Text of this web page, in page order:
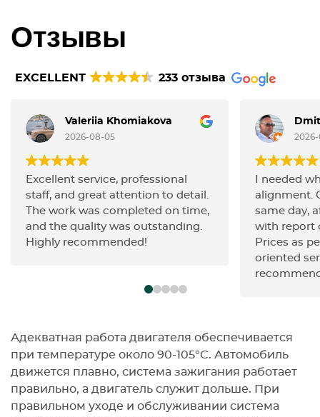
Отзывы
EXCELLENT 233 отзыва
Valeriia Khomiakova
2026-08-05
Excellent service, professional
staff, and great attention to detail.
The work was completed on time,
and the quality was outstanding.
Highly recommended!
I needed
alignment.
same day,
with report
Prices as
oriented
Адекватная работа двигателя обеспечивается
при температуре около 90-105°C. Автомобиль
движется плавно, система зажигания работает
правильно, а двигатель служит дольше. При
правильном уходе и обслуживании система